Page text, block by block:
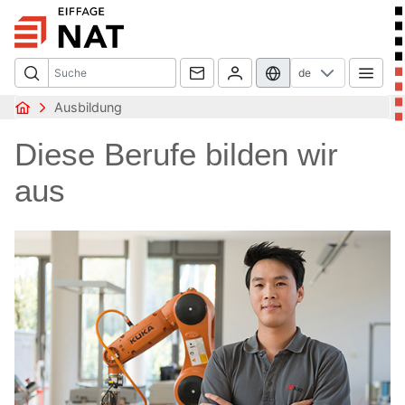
de
Ausbildung
Diese Berufe bilden wir
aus